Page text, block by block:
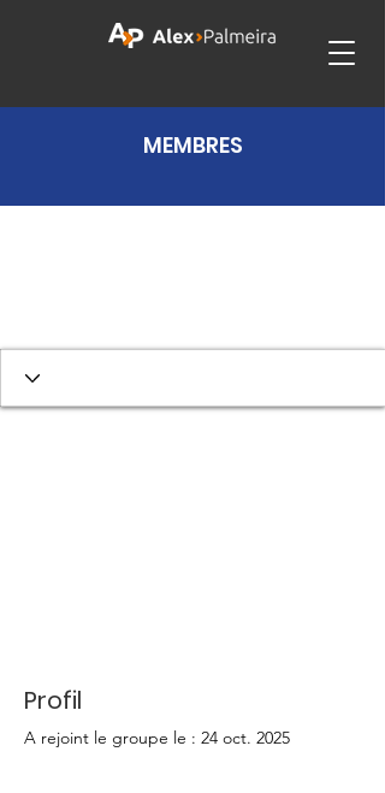
MEMBRES
Profil
A rejoint le groupe le : 24 oct. 2025